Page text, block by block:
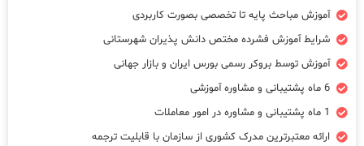
آموزش مباحث پایه تا تخصصی بصورت کاربردی
شرایط آموزش فشرده مختص دانش پذیران شهرستانی
آموزش توسط بروکر رسمی بورس ایران و بازار جهانی
6 ماه پشتیبانی و مشاوره آموزشی
1 ماه پشتیبانی و مشاوره در امور معاملات
ارائه معتبرترین مدرک کشوری از سازمان با قابلیت ترجمه